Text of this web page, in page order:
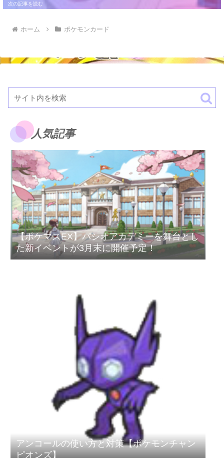
ホーム ポケモンカード
人気記事
【ポケマスEX】パシオアカデミーを舞台とし
た新イベントが3月末に開催予定！
アンコールの使い方と対策【ポケモンチャン
ピオンズ】